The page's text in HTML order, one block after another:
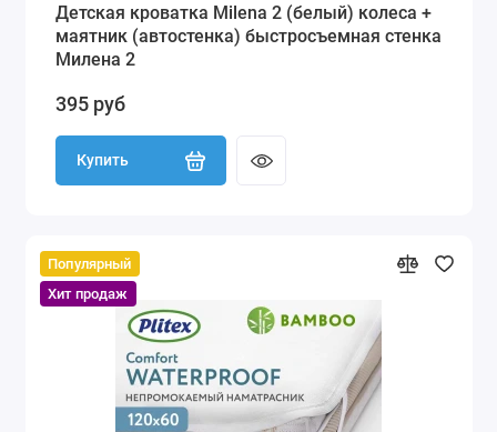
Детская кроватка Milena 2 (белый) колеса +
маятник (автостенка) быстросъемная стенка
Милена 2
395 руб
Купить
Популярный
Хит продаж